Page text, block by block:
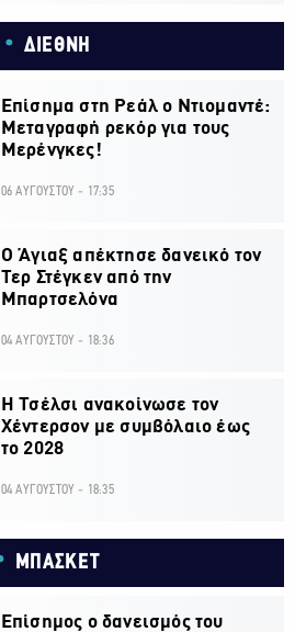
ΔΙΕΘΝΗ
Επίσημα στη Ρεάλ ο Ντιομαντέ:
Μεταγραφή ρεκόρ για τους
Μερένγκες!
06 ΑΥΓΟΥΣΤΟΥ - 17:35
Ο Άγιαξ απέκτησε δανεικό τον
Τερ Στέγκεν από την
Μπαρτσελόνα
04 ΑΥΓΟΥΣΤΟΥ - 18:36
H Τσέλσι ανακοίνωσε τον
Χέντερσον με συμβόλαιο έως
το 2028
04 ΑΥΓΟΥΣΤΟΥ - 18:35
ΜΠΑΣΚΕΤ
Επίσημος ο δανεισμός του